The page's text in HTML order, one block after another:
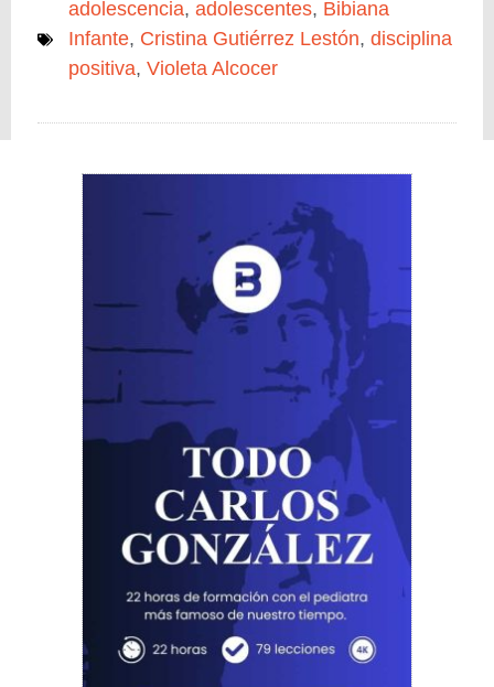
adolescencia, adolescentes, Bibiana
Infante, Cristina Gutiérrez Lestón, disciplina
positiva, Violeta Alcocer